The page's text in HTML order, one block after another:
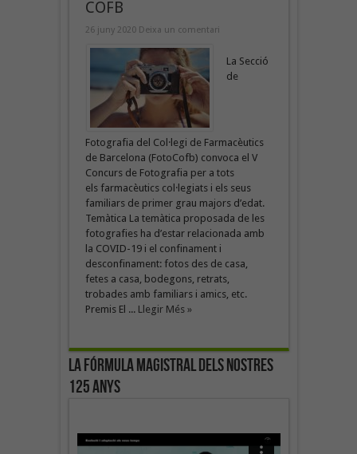
COFB
26 juny 2020 Deixa un comentari
La Secció
de
Fotografia del Col·legi de Farmacèutics
de Barcelona (FotoCofb) convoca el V
Concurs de Fotografia per a tots
els farmacèutics col·legiats i els seus
familiars de primer grau majors d’edat.
Temàtica La temàtica proposada de les
fotografies ha d’estar relacionada amb
la COVID-19 i el confinament i
desconfinament: fotos des de casa,
fetes a casa, bodegons, retrats,
trobades amb familiars i amics, etc.
Premis El ... Llegir Més »
La fórmula magistral dels nostres
125 anys